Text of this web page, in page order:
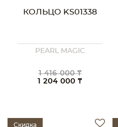
КОЛЬЦО KS01338
PEARL MAGIC
1 416 000 ₸
1 204 000 ₸
Скидка